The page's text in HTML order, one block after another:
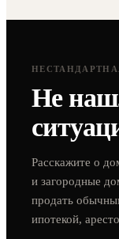
Не
Расскажите о
и загородные
продать
ипотекой,